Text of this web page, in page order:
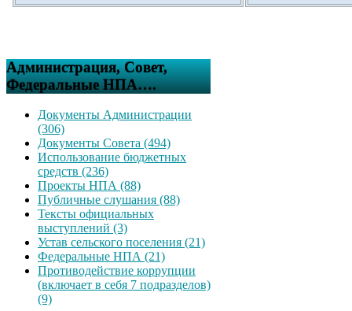
Администрация, Совет,
Федеральные НПА….
Документы Администрации
(306)
Документы Совета (494)
Использование бюджетных
средств (236)
Проекты НПА (88)
Публичные слушания (88)
Тексты официальных
выступлений (3)
Устав сельского поселения (21)
Федеральные НПА (21)
Противодействие коррупции
(включает в себя 7 подразделов)
(9)